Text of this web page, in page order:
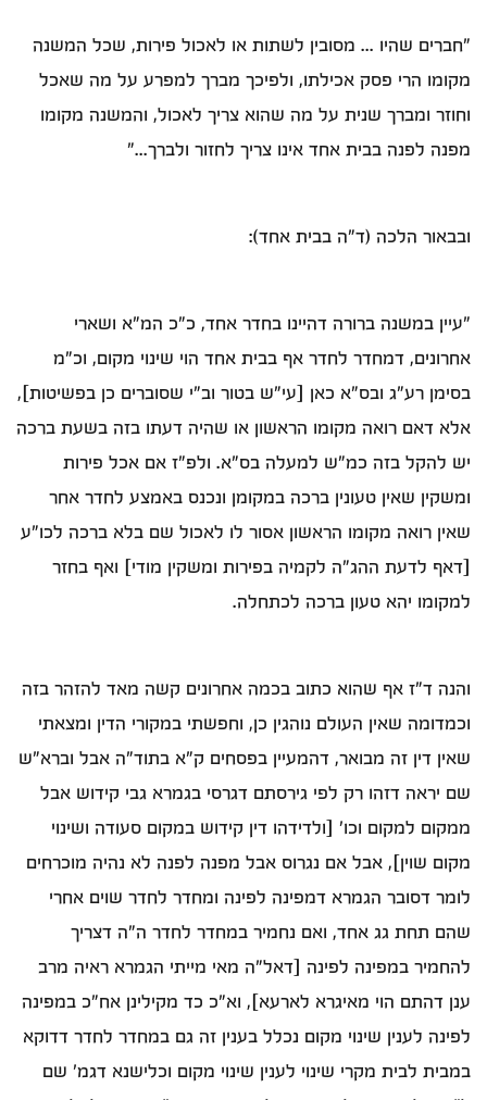
"חברים שהיו ... מסובין לשתות או לאכול פירות, שכל המשנה
מקומו הרי פסק אכילתו, ולפיכך מברך למפרע על מה שאכל
וחוזר ומברך שנית על מה שהוא צריך לאכול, והמשנה מקומו
מפנה לפנה בבית אחד אינו צריך לחזור ולברך..."
ובבאור הלכה (ד"ה בבית אחד):
"עיין במשנה ברורה דהיינו בחדר אחד, כ"כ המ"א ושארי
אחרונים, דמחדר לחדר אף בבית אחד הוי שינוי מקום, וכ"מ
בסימן רע"ג ובס"א כאן [עי"ש בטור וב"י שסוברים כן בפשיטות],
אלא דאם רואה מקומו הראשון או שהיה דעתו בזה בשעת ברכה
יש להקל בזה כמ"ש למעלה בס"א. ולפ"ז אם אכל פירות
ומשקין שאין טעונין ברכה במקומן ונכנס באמצע לחדר אחר
שאין רואה מקומו הראשון אסור לו לאכול שם בלא ברכה לכו"ע
[דאף לדעת ההג"ה לקמיה בפירות ומשקין מודי] ואף בחזר
למקומו יהא טעון ברכה לכתחלה.
והנה ד"ז אף שהוא כתוב בכמה אחרונים קשה מאד להזהר בזה
וכמדומה שאין העולם נוהגין כן, וחפשתי במקורי הדין ומצאתי
שאין דין זה מבואר, דהמעיין בפסחים ק"א בתוד"ה אבל וברא"ש
שם יראה דזהו רק לפי גירסתם דגרסי בגמרא גבי קידוש אבל
ממקום למקום וכו' [ולדידהו דין קידוש במקום סעודה ושינוי
מקום שוין], אבל אם נגרוס אבל מפנה לפנה לא נהיה מוכרחים
לומר דסובר הגמרא דמפינה לפינה ומחדר לחדר שוים אחרי
שהם תחת גג אחד, ואם נחמיר במחדר לחדר ה"ה דצריך
להחמיר במפינה לפינה [דאל"ה מאי מייתי הגמרא ראיה מרב
ענן דהתם הוי מאיגרא לארעא], וא"כ כד מקילינן אח"כ במפינה
לפינה לענין שינוי מקום נכלל בענין זה גם במחדר לחדר דדוקא
במבית לבית מקרי שינוי לענין שינוי מקום וכלישנא דגמ' שם